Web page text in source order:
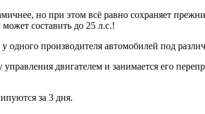
но при этом всё равно сохраняет
составить до 25 л.с.!
производителя автомобилей под
двигателем и занимается его
за 3 дня.